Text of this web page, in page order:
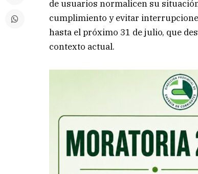
de usuarios normalicen su
cumplimiento y evitar
hasta el próximo 31 de julio, que
contexto actual.